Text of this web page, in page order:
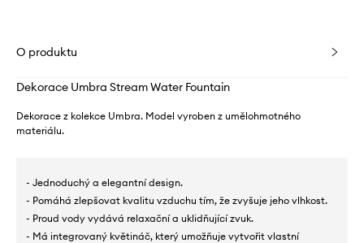
O produktu
Dekorace Umbra Stream Water Fountain
Dekorace z kolekce Umbra. Model vyroben z umělohmotného
materiálu.
- Jednoduchý a elegantní design.
- Pomáhá zlepšovat kvalitu vzduchu tím, že zvyšuje jeho vlhkost.
- Proud vody vydává relaxační a uklidňující zvuk.
- Má integrovaný květináč, který umožňuje vytvořit vlastní